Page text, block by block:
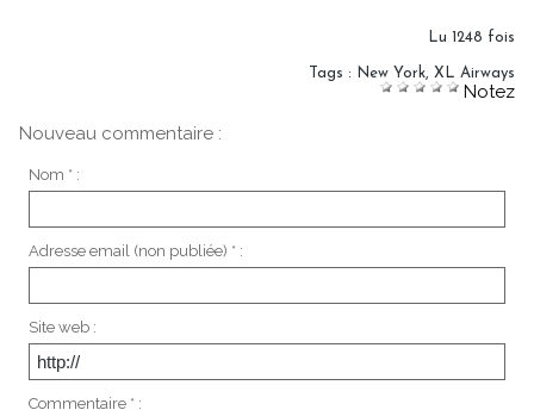
Lu 1248 fois
Tags : New York XL Airways
Notez
Nouveau commentaire :
Nom * :
Adresse email (non publiée) * :
Site web :
Commentaire * :